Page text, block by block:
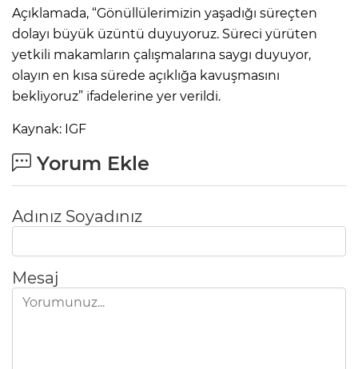
Açıklamada, “Gönüllülerimizin yaşadığı süreçten
dolayı büyük üzüntü duyuyoruz. Süreci yürüten
yetkili makamların çalışmalarına saygı duyuyor,
olayın en kısa sürede açıklığa kavuşmasını
bekliyoruz” ifadelerine yer verildi.
Kaynak: IGF
Yorum Ekle
Adınız Soyadınız
Mesaj